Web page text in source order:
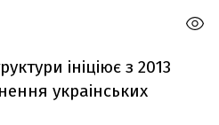
ініціює з 2013
украінських